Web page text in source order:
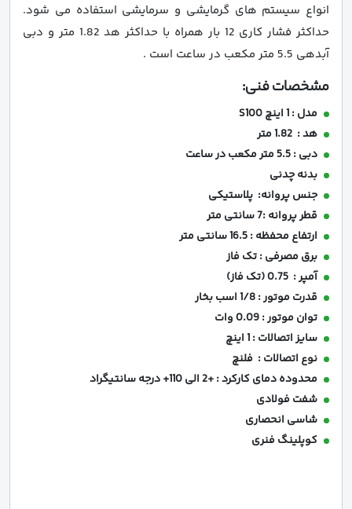
انواع سیستم های گرمایشی و سرمایشی استفاده می شود.
حداکثر فشار کاری 12 بار همراه با حداکثر هد 1.82 متر و دبی
آبدهی 5.5 متر مکعب در ساعت است .
مشخصات فنی:
مدل : 1 اینچ S100
هد : 1.82 متر
دبی : 5.5 متر مکعب در ساعت
بدنه چدنی
جنس پروانه: پلاستیکی
قطر پروانه :7 سانتی متر
ارتفاع محفظه : 16.5 سانتی متر
برق مصرفی : تک فاز
آمپر : 0.75 (تک فاز)
قدرت موتور : 1/8 اسب بخار
توان موتور : 0.09 وات
سایز اتصالات : 1 اینچ
نوع اتصالات : فلنچ
محدوده دمای کارکرد : +2 الی 110+ درجه سانتیگراد
شفت فولادی
شاسی انحصاری
کوپلینگ فنری